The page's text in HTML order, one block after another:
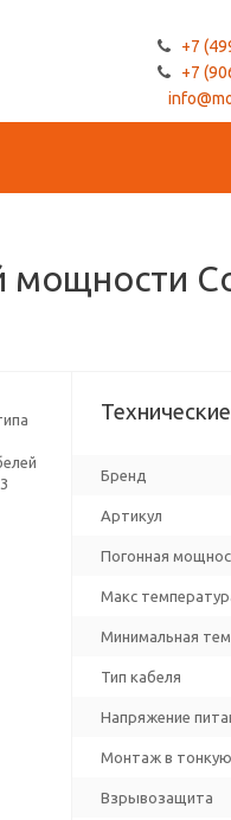
+7
+7
мощности
Бренд
Артикул
Погонная
Макс
Минимальная
Тип кабеля
Напряжение
Монтаж в
Взрывозащита